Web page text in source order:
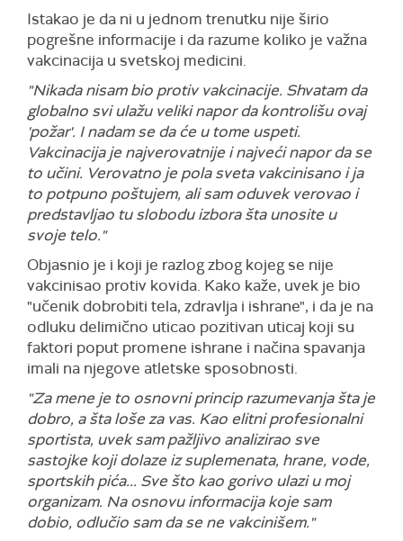
Istakao je da ni u jednom trenutku nije širio
pogrešne informacije i da razume koliko je važna
vakcinacija u svetskoj medicini.
"Nikada nisam bio protiv vakcinacije. Shvatam da
globalno svi ulažu veliki napor da kontrolišu ovaj
'požar'. I nadam se da će u tome uspeti.
Vakcinacija je najverovatnije i najveći napor da se
to učini. Verovatno je pola sveta vakcinisano i ja
to potpuno poštujem, ali sam oduvek verovao i
predstavljao tu slobodu izbora šta unosite u
svoje telo."
Objasnio je i koji je razlog zbog kojeg se nije
vakcinisao protiv kovida. Kako kaže, uvek je bio
"učenik dobrobiti tela, zdravlja i ishrane", i da je na
odluku delimično uticao pozitivan uticaj koji su
faktori poput promene ishrane i načina spavanja
imali na njegove atletske sposobnosti.
"Za mene je to osnovni princip razumevanja šta je
dobro, a šta loše za vas. Kao elitni profesionalni
sportista, uvek sam pažljivo analizirao sve
sastojke koji dolaze iz suplemenata, hrane, vode,
sportskih pića... Sve što kao gorivo ulazi u moj
organizam. Na osnovu informacija koje sam
dobio, odlučio sam da se ne vakcinišem."